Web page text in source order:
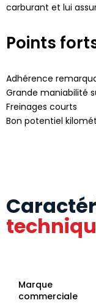
carburant et lui
Points
Adhérence
Grande maniabilité
Freinages courts
Bon potentiel
Marque
commerciale